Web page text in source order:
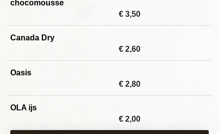
chocomousse
€ 3,50
Canada Dry
€ 2,60
Oasis
€ 2,80
OLA ijs
€ 2,00